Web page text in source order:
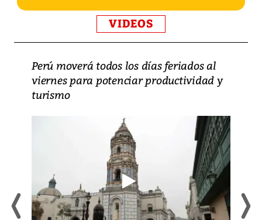
VIDEOS
Perú moverá todos los días feriados al
viernes para potenciar productividad y
turismo